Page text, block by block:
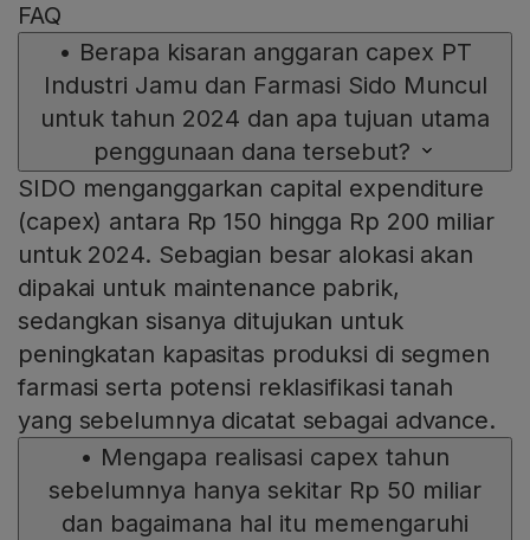
FAQ
• Berapa kisaran anggaran capex PT
Industri Jamu dan Farmasi Sido Muncul
untuk tahun 2024 dan apa tujuan utama
penggunaan dana tersebut?
SIDO menganggarkan capital expenditure
(capex) antara Rp 150 hingga Rp 200 miliar
untuk 2024. Sebagian besar alokasi akan
dipakai untuk maintenance pabrik,
sedangkan sisanya ditujukan untuk
peningkatan kapasitas produksi di segmen
farmasi serta potensi reklasifikasi tanah
yang sebelumnya dicatat sebagai advance.
• Mengapa realisasi capex tahun
sebelumnya hanya sekitar Rp 50 miliar
dan bagaimana hal itu memengaruhi